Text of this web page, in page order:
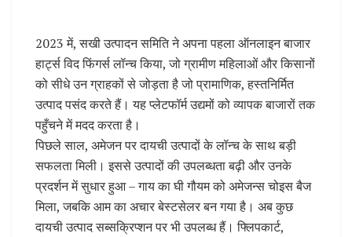
2023 में, सखी उत्पादन समिति ने अपना पहला ऑनलाइन बाजार
हार्ट्स विद फिंगर्स लॉन्च किया, जो ग्रामीण महिलाओं और किसानों
को सीधे उन ग्राहकों से जोड़ता है जो प्रामाणिक, हस्तनिर्मित
उत्पाद पसंद करते हैं। यह प्लेटफॉर्म उद्यमों को व्यापक बाजारों तक
पहुँचने में मदद करता है।
पिछले साल, अमेजन पर दायची उत्पादों के लॉन्च के साथ बड़ी
सफलता मिली। इससे उत्पादों की उपलब्धता बढ़ी और उनके
प्रदर्शन में सुधार हुआ – गाय का घी गौयम को अमेजन्स चोइस बैज
मिला, जबकि आम का अचार बेस्टसेलर बन गया है। अब कुछ
दायची उत्पाद सब्सक्रिप्शन पर भी उपलब्ध हैं। फ्लिपकार्ट,